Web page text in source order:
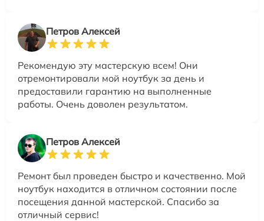
Петров Алексей
Рекомендую эту мастерскую всем! Они
отремонтировали мой ноутбук за день и
предоставили гарантию на выполненные
работы. Очень доволен результатом.
Петров Алексей
Ремонт был проведен быстро и качественно. Мой
ноутбук находится в отличном состоянии после
посещения данной мастерской. Спасибо за
отличный сервис!